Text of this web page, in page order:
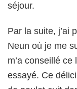
séjour.
Par la suite, j’ai
Neun où je me
m’a conseillé ce
essayé. Ce